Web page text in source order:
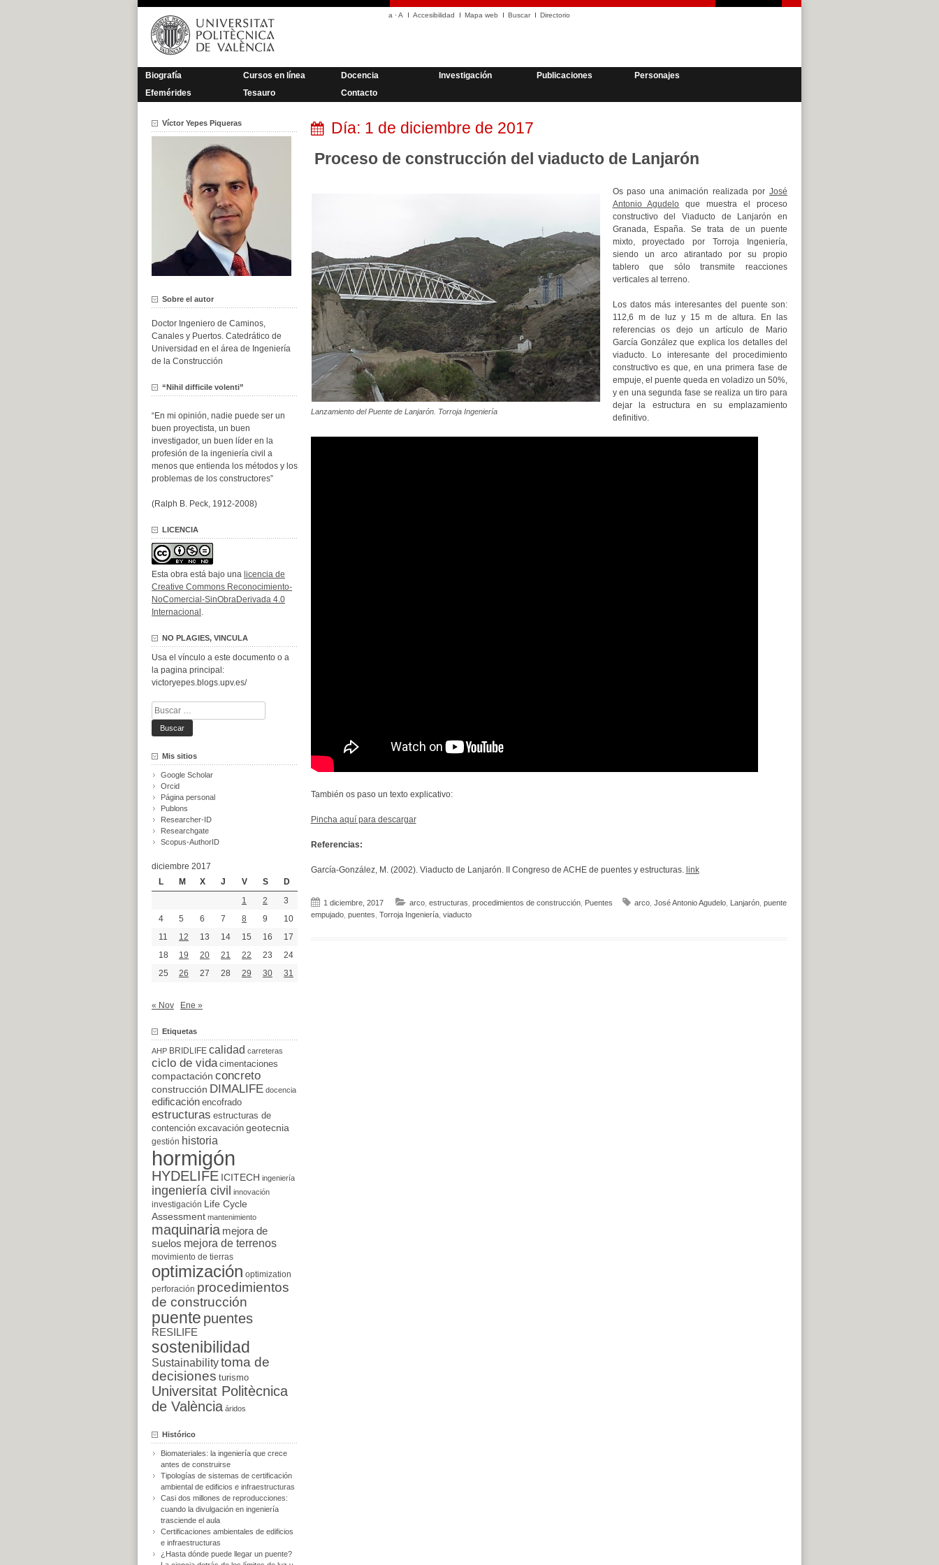
Saltar
contenido
a ·A Accesibilidad Mapa web Buscar Directorio
Biografía Cursos en línea Docencia Investigación Publicaciones
Personajes
Efemérides
Tesauro Contacto
Día: 1 de diciembre de 2017
Proceso de construcción del viaducto de Lanjarón
Lanzamiento del Puente de Lanjarón. Torroja Ingeniería
Os paso una animación realizada por José
Antonio Agudelo que muestra el proceso
constructivo del Viaducto de Lanjarón en
Granada, España. Se trata de un puente
mixto, proyectado por Torroja Ingeniería,
siendo un arco atirantado por su propio
tablero que sólo transmite reacciones
verticales al terreno.
Los datos más interesantes del puente son:
112,6 m de luz y 15 m de altura. En las
referencias os dejo un artículo de Mario
García González que explica los detalles del
viaducto. Lo interesante del procedimiento
constructivo es que, en una primera fase de
empuje, el puente queda en voladizo un 50%,
y en una segunda fase se realiza un tiro para
dejar la estructura en su emplazamiento
definitivo.
También os paso un texto explicativo:
Pincha aquí para descargar
Referencias:
García-González, M. (2002). Viaducto de Lanjarón. II Congreso de ACHE de puentes y estructuras. link
1 diciembre, 2017 arco, estructuras procedimientos de construcción, Puentes arco, José Antonio Agudelo, Lanjarón, puente
empujado, puentes Torroja Ingeniería, viaducto
Víctor Yepes Piqueras
Sobre el autor
Doctor Ingeniero de Caminos,
Canales y Puertos. Catedrático de
Universidad en el área de Ingeniería
de la Construcción
“Nihil difficile volenti”
“En mi opinión, nadie puede ser un
buen proyectista, un buen
investigador, un buen líder en la
profesión de la ingeniería civil a
menos que entienda los métodos y los
problemas de los constructores”
(Ralph B. Peck, 1912-2008)
LICENCIA
Esta obra está bajo una licencia de
Creative Commons Reconocimiento-
NoComercial-SinObraDerivada 4.0
Internacional .
NO PLAGIES, VINCULA
Usa el vínculo a este documento o a
la pagina principal:
victoryepes.blogs.upv.es/
Buscar:
Mis sitios
Google Scholar
Orcid
Página personal
Publons
Researcher-ID
Researchgate
Scopus-AuthorID
diciembre 2017
L
M X J V S
D
1
2
3
4
5 6 7 8 9
10
11
12 13 14 15 16
17
18
19 20 21 22 23
24
25
26 27 28 29 30 31
« Nov Ene »
Etiquetas
AHP BRIDLIFE calidad carreteras
ciclo de vida cimentaciones
compactación concreto
construcción DIMALIFE docencia
edificación encofrado
estructuras estructuras de
contención excavación geotecnia
gestión historia
hormigón
HYDELIFE ICITECH ingeniería
ingeniería civil innovación
investigación
Life Cycle
Assessment mantenimiento
maquinaria mejora de
suelos mejora de terrenos
movimiento de tierras
optimización optimization
perforación procedimientos
de construcción
puente puentes
RESILIFE
sostenibilidad
Sustainabilitytoma de
decisiones turismo
Universitat Politècnica
de València áridos
Histórico
Biomateriales: la ingeniería que crece
antes de construirse
Tipologías de sistemas de certificación
ambiental de edificios e infraestructuras
Casi dos millones de reproducciones:
cuando la divulgación en ingeniería
trasciende el aula
Certificaciones ambientales de edificios
e infraestructuras
¿Hasta dónde puede llegar un puente?